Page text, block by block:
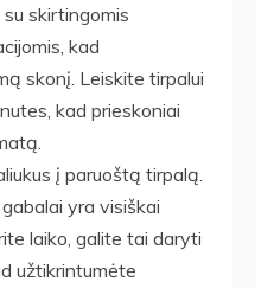
skirtingomis
kad
skonį. Leiskite tirpalui
kad prieskoniai
į paruoštą tirpalą.
yra visiškai
laiko, galite tai daryti
užtikrintumėte